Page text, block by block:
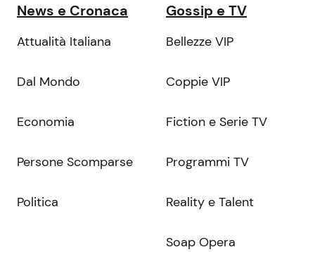
News e Cronaca
Attualità Italiana
Dal Mondo
Economia
Persone Scomparse
Politica
Gossip e TV
Bellezze VIP
Coppie VIP
Fiction e Serie TV
Programmi TV
Reality e Talent
Soap Opera